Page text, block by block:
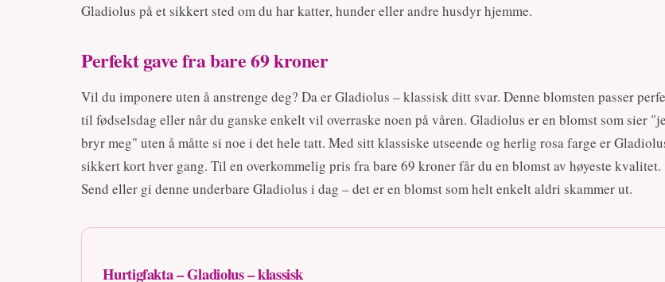
Gladiolus på et sikkert sted om du har katter, hunder eller andre husdyr hjemme.
Perfekt gave fra bare 69 kroner
Vil du imponere uten å anstrenge deg? Da er Gladiolus – klassisk ditt svar. Denne blomsten passer
til fødselsdag eller når du ganske enkelt vil overraske noen på våren. Gladiolus er en blomst som sier
bryr meg" uten å måtte si noe i det hele tatt. Med sitt klassiske utseende og herlig rosa farge er
sikkert kort hver gang. Til en overkommelig pris fra bare 69 kroner får du en blomst av høyeste kvalitet.
Send eller gi denne underbare Gladiolus i dag – det er en blomst som helt enkelt aldri skammer ut.
Hurtigfakta – Gladiolus – klassisk